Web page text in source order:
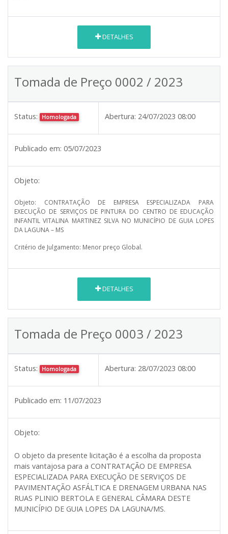
DETALHES
Tomada de Preço 0002 / 2023
Status: Homologada Abertura: 24/07/2023 08:00
Publicado em: 05/07/2023
Objeto:
Objeto: CONTRATAÇÃO DE EMPRESA ESPECIALIZADA PARA
EXECUÇÃO DE SERVIÇOS DE PINTURA DO CENTRO DE EDUCAÇÃO
INFANTIL VITALINA MARTINEZ SILVA NO MUNICÍPIO DE GUIA LOPES
DA LAGUNA – MS
Critério de Julgamento: Menor preço Global.
DETALHES
Tomada de Preço 0003 / 2023
Status: Homologada Abertura: 28/07/2023 08:00
Publicado em: 11/07/2023
Objeto:
O objeto da presente licitação é a escolha da proposta
mais vantajosa para a CONTRATAÇÃO DE EMPRESA
ESPECIALIZADA PARA EXECUÇÃO DE SERVIÇOS DE
PAVIMENTAÇÃO ASFÁLTICA E DRENAGEM URBANA NAS
RUAS PLINIO BERTOLA E GENERAL CÂMARA DESTE
MUNICÍPIO DE GUIA LOPES DA LAGUNA/MS.